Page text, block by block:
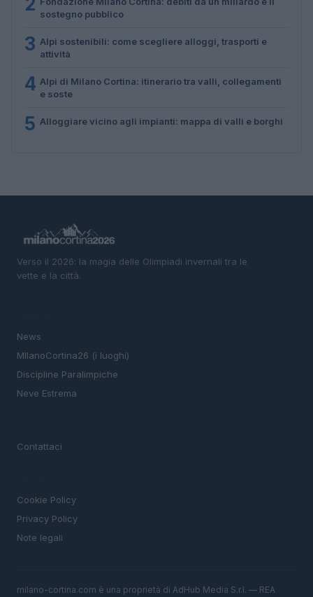
sostegno pubblico
3 Alpi sostenibili: come scegliere alloggi, trasporti e
attività
4 Alpi di Milano Cortina: itinerario tra valli, collegamenti
e soste
5 Alloggiare vicino agli impianti: mappa di valli e borghi
Verso il 2026: la magia delle Olimpiadi invernali tra le
vette e la città.
News
MIlanoCortina26 (i luoghi)
Discipline Paralimpiche
Neve Estrema
Contattaci
Cookie Policy
Privacy Policy
Note legali
milano-cortina.com è una proprietà di AdHub Media S.r.l. — REA